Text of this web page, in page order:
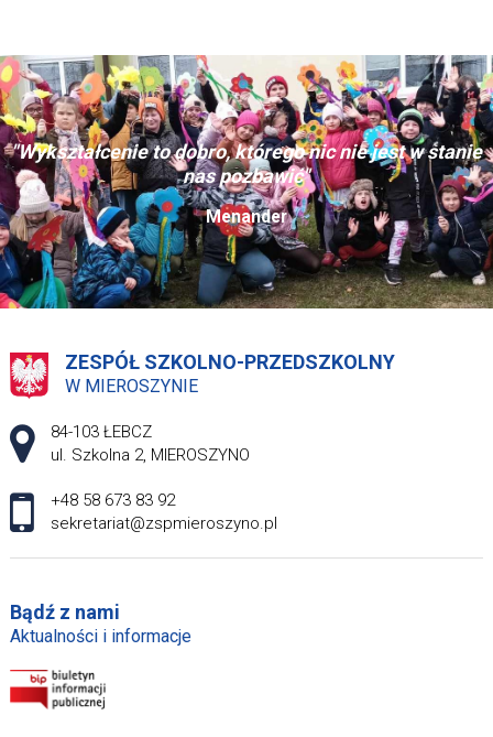
"Wykształcenie to dobro, którego nic nie jest w stanie
nas pozbawić"
Menander
ZESPÓŁ SZKOLNO-PRZEDSZKOLNY
W MIEROSZYNIE
Adres pocztowy:
84-103 ŁEBCZ
ul. Szkolna 2, MIEROSZYNO
+48 58 673 83 92
sekretariat@zspmieroszyno.pl
Bądź z nami
Aktualności i informacje